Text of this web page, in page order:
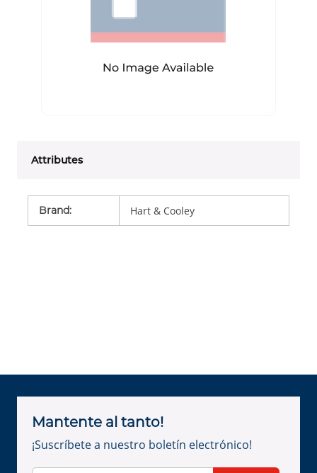
Attributes
Brand: Hart & Cooley
Mantente al tanto!
¡Suscríbete a nuestro boletín electrónico!